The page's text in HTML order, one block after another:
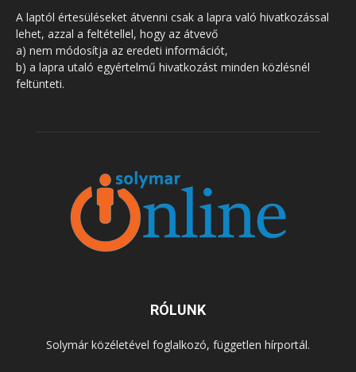
A laptól értesüléseket átvenni csak a lapra való hivatkozással
lehet, azzal a feltétellel, hogy az átvevő
a) nem módosítja az eredeti információt,
b) a lapra utaló egyértelmű hivatkozást minden közlésnél
feltünteti.
RÓLUNK
Solymár közéletével foglalkozó, független hírportál.